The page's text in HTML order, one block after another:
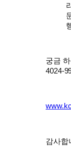
궁금
4024-
감사합